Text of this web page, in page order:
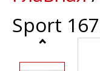
Sport